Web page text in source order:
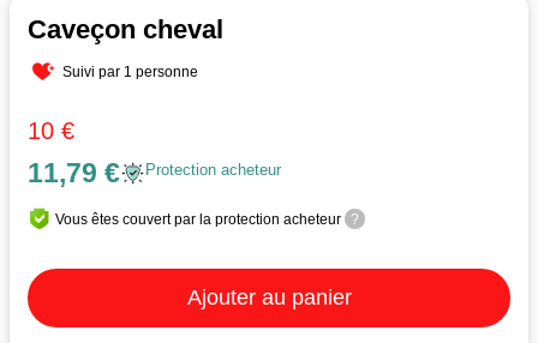
Caveçon cheval
Suivi par 1 personne
10 €
11,79 € Protection acheteur
Vous êtes couvert par la protection acheteur ?
Ajouter au panier